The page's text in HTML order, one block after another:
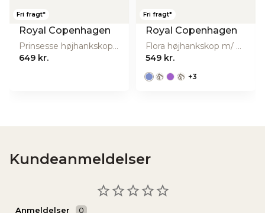
Fri fragt*
Royal Copenhagen
Prinsesse højhankskop m/ underkop - 24 cl.
649 kr.
Fri fragt*
Royal Copenhagen
Flora højhankskop m/ underkop, Rhododendron - 27 cl.
549 kr.
+3
Kundeanmeldelser
Anmeldelser